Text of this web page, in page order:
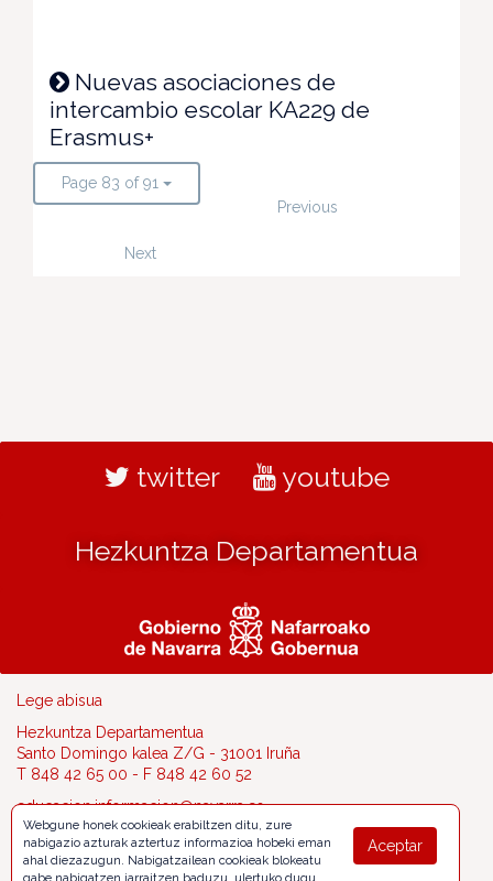
Nuevas asociaciones de
intercambio escolar KA229 de
Erasmus+
Page 83 of 91
Previous
Next
twitter youtube
Hezkuntza Departamentua
Lege abisua
Hezkuntza Departamentua
Santo Domingo kalea Z/G - 31001 Iruña
T 848 42 65 00 - F 848 42 60 52
educacion.informacion@navarra.es
Aceptar
Webgune honek cookieak erabiltzen ditu, zure
nabigazio azturak aztertuz informazioa hobeki eman
ahal diezazugun. Nabigatzailean cookieak blokeatu
gabe nabigatzen jarraitzen baduzu, ulertuko dugu